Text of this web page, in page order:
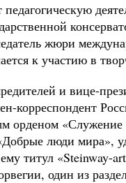
педагогическую
жюри
к участию в
и вице-
корреспондент
орденом
люди мира»,
титул «Steinway-
один из